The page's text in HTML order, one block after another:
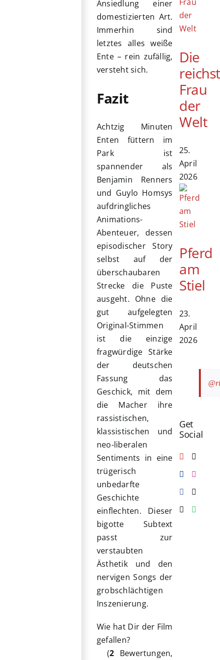
Ansiedlung einer
domestizierten Art.
Immerhin sind
letztes alles weiße
Ente – rein zufällig,
versteht sich.
Fazit
Achtzig Minuten
Enten füttern im
Park ist
spannender als
Benjamin Renners
und Guylo Homsys
aufdringliches
Animations-
Abenteuer, dessen
episodischer Story
selbst auf der
überschaubaren
Strecke die Puste
ausgeht. Ohne die
gut aufgelegten
Original-Stimmen
ist die einzige
fragwürdige Stärke
der deutschen
Fassung das
Geschick, mit dem
die Macher ihre
rassistischen,
klassistischen und
neo-liberalen
Sentiments in eine
trügerisch
unbedarfte
Geschichte
einflechten. Dieser
bigotte Subtext
passt zur
verstaubten
Ästhetik und den
nervigen Songs der
grobschlächtigen
Inszenierung.
Wie hat Dir der Film
gefallen?
(2 Bewertungen,
Die
Frau
der
Welt
25.
April
2026
Pferd
am
Stiel
23.
April
2026
Get
Social